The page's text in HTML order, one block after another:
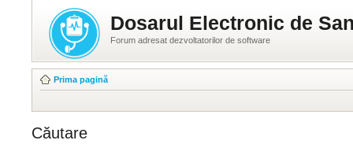
Dosarul Electronic de
Forum adresat dezvoltatorilor de software
Prima pagină
Căutare